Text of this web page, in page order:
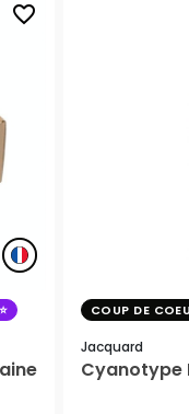
favorite_border
COUP DE
Jacquard
Cyanotype